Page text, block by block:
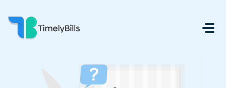
Zum Hauptsächlichen Inhalt Gehen